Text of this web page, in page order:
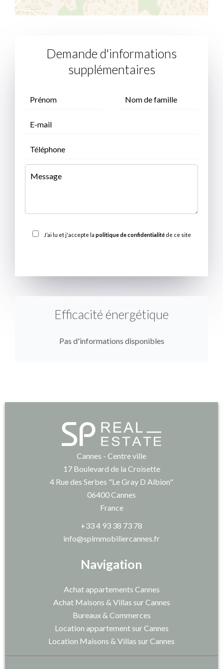
Demande d'informations
supplémentaires
J’ai lu et j'accepte la politique de confidentialitéde ce site
Efficacité énergétique
Pas d'informations disponibles
Navigation
Achat appartements Cannes
Achat Maisons & Villas sur Cannes
Bureaux & Commerces
Location appartement sur Cannes
Location Maisons & Villas sur Cannes
Cannes - Centre ville
17 Boulevard de la Croisette
4 Rue des Serbes "Le Gray D Albion"
06400Cannes
France
+33 4 93 38 73 78
info@spimmobiliercannes.fr